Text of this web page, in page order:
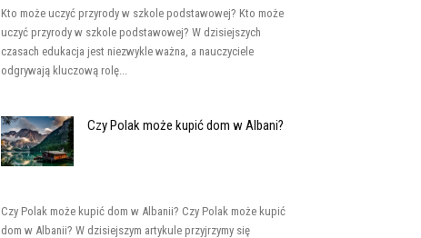
Kto może uczyć przyrody w szkole podstawowej? Kto może
uczyć przyrody w szkole podstawowej? W dzisiejszych
czasach edukacja jest niezwykle ważna, a nauczyciele
odgrywają kluczową rolę...
Czy Polak może kupić dom w Albani?
Czy Polak może kupić dom w Albanii? Czy Polak może kupić
dom w Albanii? W dzisiejszym artykule przyjrzymy się